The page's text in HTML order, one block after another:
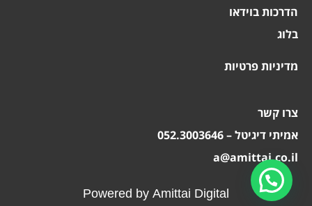
הדרכות בוידאו
בלוג
מדיניות פרטיות
צרו קשר
אמיתי דיגיטל – 052.3003646
a@amittai.co.il
Powered by Amittai Digital